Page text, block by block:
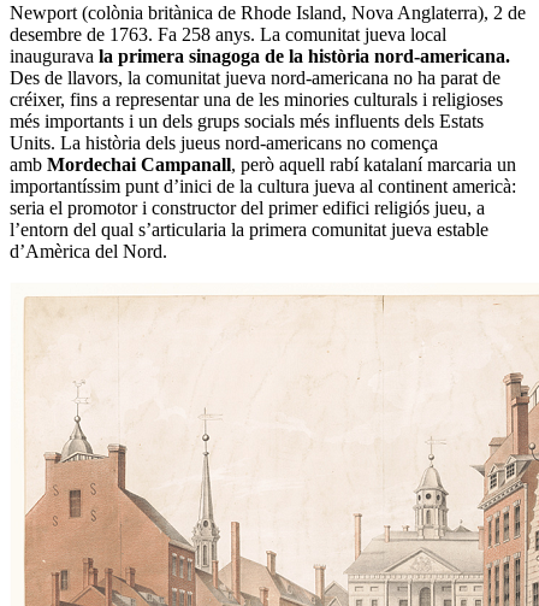
Newport (colònia britànica de Rhode Island, Nova Anglaterra), 2 de
desembre de 1763. Fa 258 anys. La comunitat jueva local
inaugurava la primera sinagoga de la història nord-americana.
Des de llavors, la comunitat jueva nord-americana no ha parat de
créixer, fins a representar una de les minories culturals i religioses
més importants i un dels grups socials més influents dels Estats
Units. La història dels jueus nord-americans no comença
amb Mordechai Campanall, però aquell rabí katalaní marcaria un
importantíssim punt d’inici de la cultura jueva al continent americà:
seria el promotor i constructor del primer edifici religiós jueu, a
l’entorn del qual s’articularia la primera comunitat jueva estable
d’Amèrica del Nord.